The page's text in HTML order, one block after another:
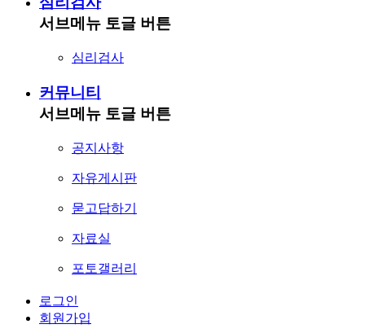
서브메뉴 토글 버튼
심리검사
커뮤니티
서브메뉴 토글 버튼
공지사항
자유게시판
묻고답하기
자료실
포토갤러리
로그인
회원가입